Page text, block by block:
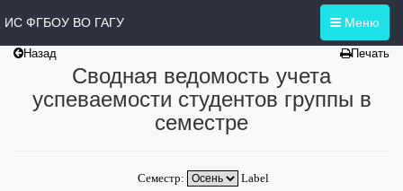
Меню
ИС ФГБОУ ВО ГАГУ
Назад Печать
Сводная ведомость учета
успеваемости студентов группы в
семестре
Семестр: Label